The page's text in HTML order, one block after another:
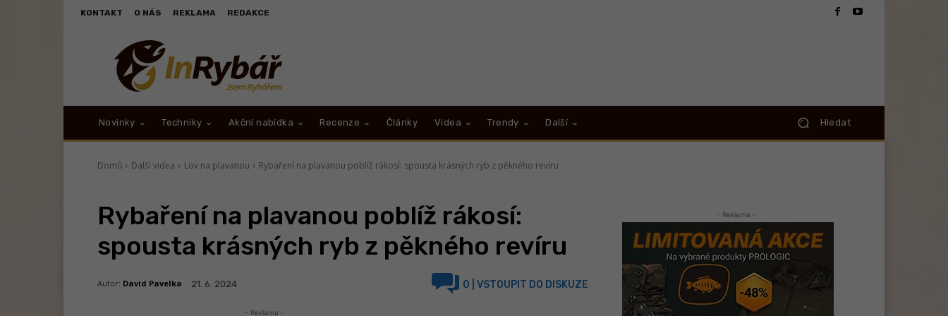
KONTAKT O NÁS REKLAMA REDAKCE
Novinky Techniky Akční nabídka Recenze Články Videa Trendy Další Hledat
Domů Další videa Lov na plavanou Rybaření na plavanou poblíž rákosí: spousta krásných ryb z pěkného revíru
Rybaření na plavanou poblíž rákosí:
spousta krásných ryb z pěkného revíru
Autor: David Pavelka 21. 6. 2024 0 | VSTOUPIT DO DISKUZE
- Reklama -
- Reklama -